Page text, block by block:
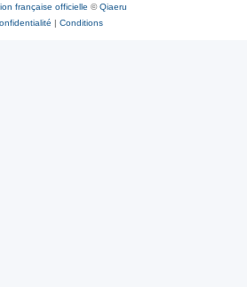
française officielle ©Qiaeru
| Conditions